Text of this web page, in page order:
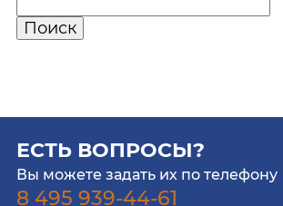
ЕСТЬ ВОПРОСЫ?
Вы можете задать их по телефону
8 495 939-44-61